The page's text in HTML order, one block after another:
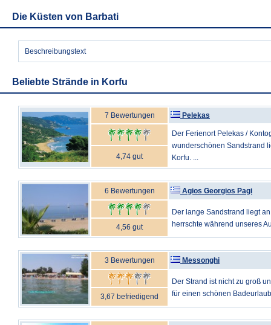
Die Küsten von Barbati
Beschreibungstext
Beliebte Strände in Korfu
7 Bewertungen Pelekas
Der Ferienort Pelekas /
wunderschönen Sandstrand
Korfu. ...
4,74 gut
6 Bewertungen Agios Georgios Pagi
Der lange Sandstrand liegt
herrschte während unseres
4,56 gut
3 Bewertungen Messonghi
Der Strand ist nicht zu groß
für einen schönen
3,67 befriedigend